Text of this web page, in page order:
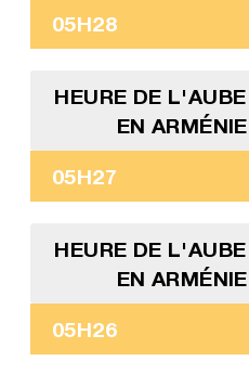
05H28
HEURE DE
EN
05H27
HEURE DE
EN
05H26